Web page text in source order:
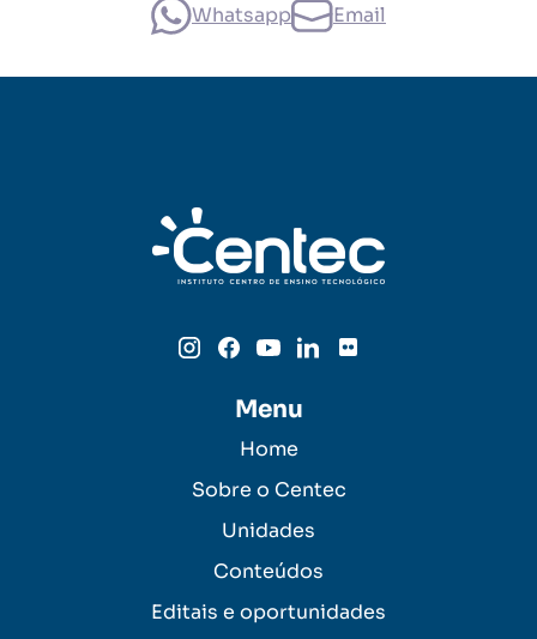
Whatsapp
Email
Menu
Home
Sobre o Centec
Unidades
Conteúdos
Editais e oportunidades